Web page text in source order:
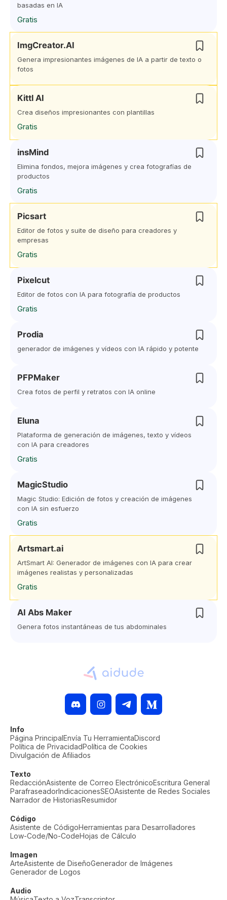
basadas en IA
Gratis
ImgCreator.AI
Genera impresionantes imágenes de IA a partir de texto o
fotos
Kittl AI
Crea diseños impresionantes con plantillas
Gratis
insMind
Elimina fondos, mejora imágenes y crea fotografías de
productos
Gratis
Picsart
Editor de fotos y suite de diseño para creadores y
empresas
Gratis
Pixelcut
Editor de fotos con IA para fotografía de productos
Gratis
Prodia
generador de imágenes y vídeos con IA rápido y potente
PFPMaker
Crea fotos de perfil y retratos con IA online
Eluna
Plataforma de generación de imágenes, texto y vídeos
con IA para creadores
Gratis
MagicStudio
Magic Studio: Edición de fotos y creación de imágenes
con IA sin esfuerzo
Gratis
Artsmart.ai
ArtSmart AI: Generador de imágenes con IA para crear
imágenes realistas y personalizadas
Gratis
AI Abs Maker
Genera fotos instantáneas de tus abdominales
Info
Página PrincipalEnvía Tu HerramientaDiscord
Política de PrivacidadPolítica de Cookies
Divulgación de Afiliados
Texto
RedacciónAsistente de Correo ElectrónicoEscritura General
ParafraseadorIndicacionesSEOAsistente de Redes Sociales
Narrador de HistoriasResumidor
Código
Asistente de CódigoHerramientas para Desarrolladores
Low-Code/No-CodeHojas de Cálculo
Imagen
ArteAsistente de DiseñoGenerador de Imágenes
Generador de Logos
Audio